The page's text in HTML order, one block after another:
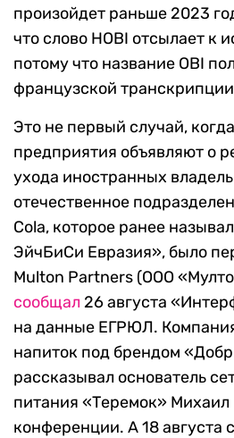
произойдет раньше 2023
что слово HOBI отсылает к
потому что название OBI
французской
Это не первый случай,
предприятия объявляют о
ухода иностранных
отечественное
Cola, которое ранее
ЭйчБиСи Евразия», было
Multon Partners (ООО
сообщал 26 августа
на данные ЕГРЮЛ.
напиток под брендом
рассказывал основатель
питания «Теремок» Михаил
конференции. А 18 августа